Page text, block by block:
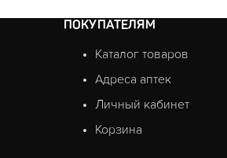
ПОКУПАТЕЛЯМ
Каталог товаров
Адреса аптек
Личный кабинет
Корзина